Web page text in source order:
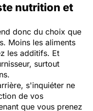
nutrition et
donc du choix que
Moins les aliments
les additifs. Et
surtout
s'inquiéter ne
de vos
que vous prenez